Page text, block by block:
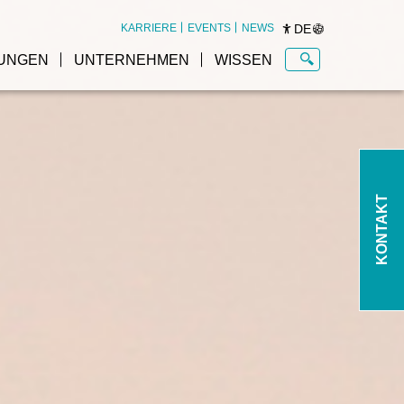
KARRIERE EVENTS NEWS DE
UNTERNEHMEN WISSEN
KONTAKT